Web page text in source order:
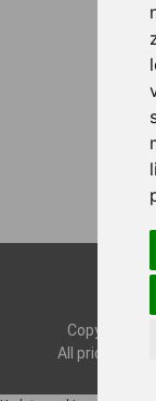
Copyright ©
All prices are